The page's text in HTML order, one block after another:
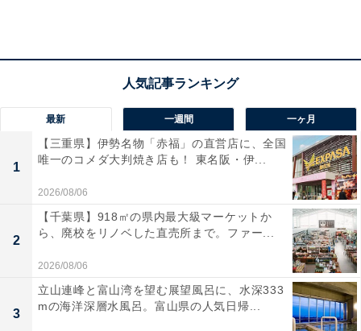
あんも抹茶入り
最新 一週間 一ヶ月
1
【三重県】伊勢名物「赤福」の直営店に、全国
唯一のコメダ大判焼き店も！ 東名阪・伊...
2026/08/06
2
【千葉県】918㎡の県内最大級マーケットか
ら、廃校をリノベした直売所まで。ファー...
2026/08/06
3
立山連峰と富山湾を望む展望風呂に、水深333
mの海洋深層水風呂。富山県の人気日帰...